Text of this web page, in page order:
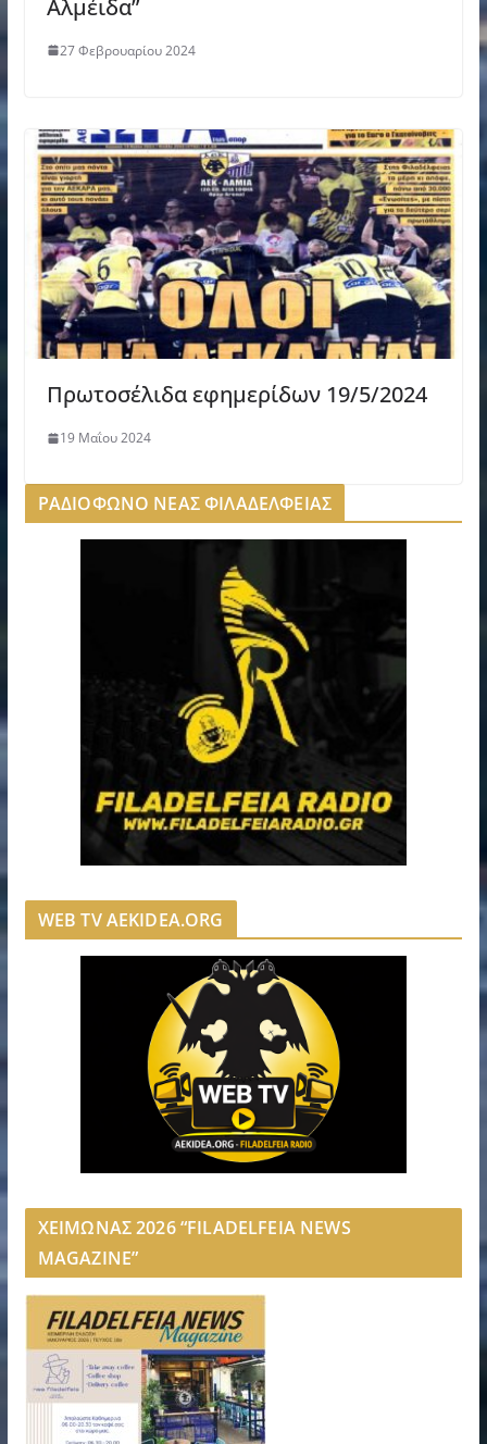
Αλμέιδα”
27 Φεβρουαρίου 2024
Πρωτοσέλιδα εφημερίδων 19/5/2024
19 Μαΐου 2024
ΡΑΔΙΟΦΩΝΟ ΝΕΑΣ ΦΙΛΑΔΕΛΦΕΙΑΣ
WEB TV AEKIDEA.ORG
ΧΕΙΜΩΝΑΣ 2026 “FILADELFEIA NEWS
MAGAZINE”